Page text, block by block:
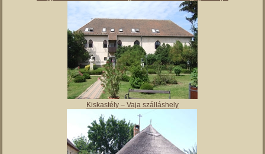
Magyar Nemzeti Múzeum Vay Ádám Muzeális Gyűjteménye